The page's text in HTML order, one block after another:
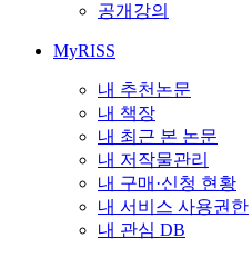
공개강의
MyRISS
내 추천논문
내 책장
내 최근 본 논문
내 저작물관리
내 구매·신청 현황
내 서비스 사용권한
내 관심 DB